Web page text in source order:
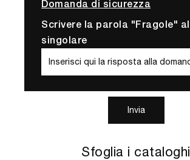
Sfoglia i cataloghi
Domanda di sicurezza
Scrivere la parola "Fragole" al
singolare
Invia